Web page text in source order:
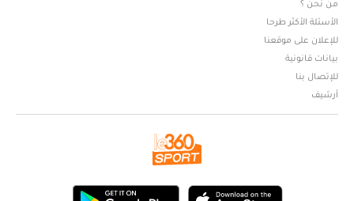
من نحن ؟
الأسئلة الأكثر طرحا
للإعلان على موقعنا
بيانات قانونية
للإتصال بنا
أرشيف